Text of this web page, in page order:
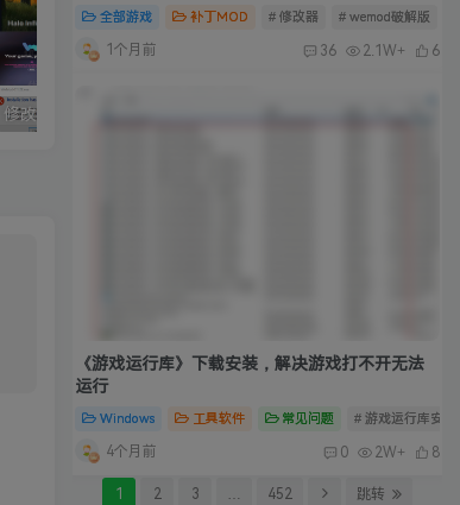
全部游戏 补丁MOD # 修改器 # wemod破解版
1个月前 36 2.1W+ 6
《游戏运行库》下载安装，解决游戏打不开无法
运行
Windows 工具软件 常见问题 # 游戏运行库安装
4个月前 0 2W+ 8
1 2 3 … 452 跳转